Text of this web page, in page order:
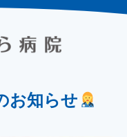
お知らせ